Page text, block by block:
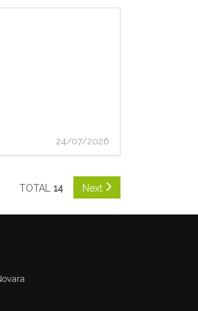
24/07/2026
Next
TOTAL 14